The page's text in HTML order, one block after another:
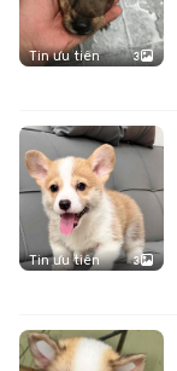
Tin ưu tiên 3
Tin ưu tiên 3